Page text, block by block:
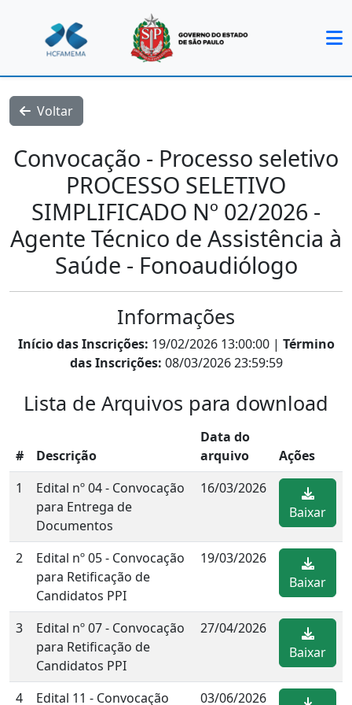
Voltar
Convocação - Processo seletivo
PROCESSO SELETIVO
SIMPLIFICADO Nº 02/2026 -
Agente Técnico de Assistência à
Saúde - Fonoaudiólogo
Informações
Início das Inscrições: 19/02/2026 13:00:00 | Término
das Inscrições: 08/03/2026 23:59:59
Lista de Arquivos para download
# Descrição
Data do
arquivo
Ações
1
Edital nº 04 - Convocação
para Entrega de
Documentos
16/03/2026
Baixar
2
Edital nº 05 - Convocação
para Retificação de
Candidatos PPI
19/03/2026
Baixar
3
Edital nº 07 - Convocação
para Retificação de
Candidatos PPI
27/04/2026
Baixar
4 Edital 11 - Convocação 03/06/2026